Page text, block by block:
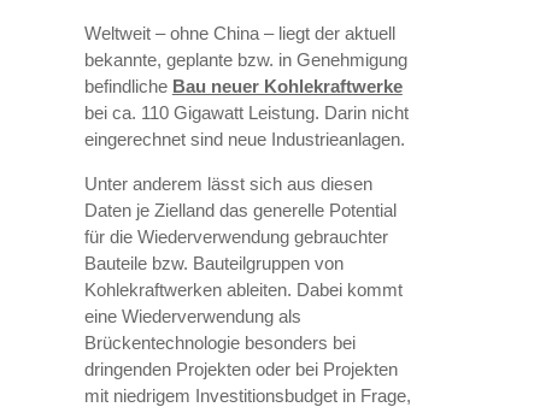
Weltweit – ohne China – liegt der aktuell
bekannte, geplante bzw. in Genehmigung
befindliche Bau neuer Kohlekraftwerke
bei ca. 110 Gigawatt Leistung. Darin nicht
eingerechnet sind neue Industrieanlagen.
Unter anderem lässt sich aus diesen
Daten je Zielland das generelle Potential
für die Wiederverwendung gebrauchter
Bauteile bzw. Bauteilgruppen von
Kohlekraftwerken ableiten. Dabei kommt
eine Wiederverwendung als
Brückentechnologie besonders bei
dringenden Projekten oder bei Projekten
mit niedrigem Investitionsbudget in Frage,